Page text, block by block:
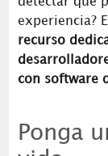
experiencia?
recurso
con software
Ponga